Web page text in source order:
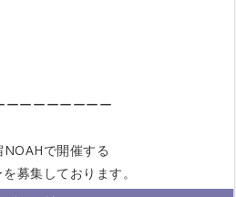
ーーーーーーーー
で開催する
募集しております。